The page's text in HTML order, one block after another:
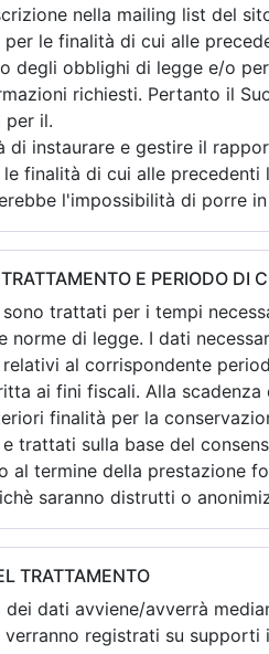
nella mailing list del
le finalità di cui alle
degli obblighi di legge e/o
richiesti. Pertanto il
per il.
di instaurare e gestire il
le finalità di cui alle
l'impossibilità di porre
E PERIODO DI
trattati per i tempi
norme di legge. I dati
al corrispondente
ai fini fiscali. Alla
finalità per la
trattati sulla base del
al termine della prestazione
saranno distrutti o
TRATTAMENTO
dati avviene/avverrà
registrati su